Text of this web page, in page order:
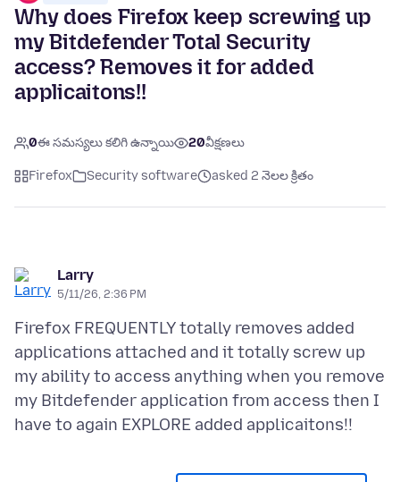
Why does Firefox keep screwing up
my Bitdefender Total Security
access? Removes it for added
applicaitons!!
0ఈ సమస్యలు కలిగి ఉన్నాయి 20వీక్షణలు
Firefox Security software asked 2 నెలల క్రితం
Larry
5/11/26, 2:36 PM
Firefox FREQUENTLY totally removes added
applications attached and it totally screw up
my ability to access anything when you remove
my Bitdefender application from access then I